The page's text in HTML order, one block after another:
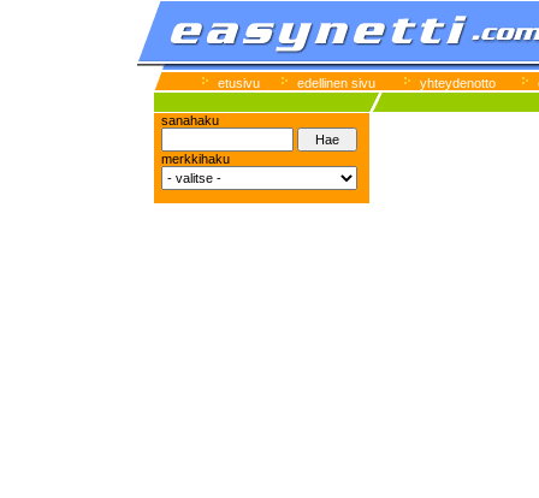
etusivu edellinen sivu yhteydenotto
sanahaku
merkkihaku